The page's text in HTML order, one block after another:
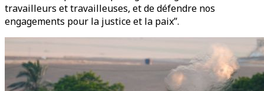
travailleurs et travailleuses, et de défendre nos
engagements pour la justice et la paix”.